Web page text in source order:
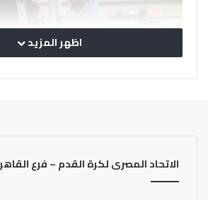
اظهر المزيد
الاتحاد المصرى لكرة القدم – فرع